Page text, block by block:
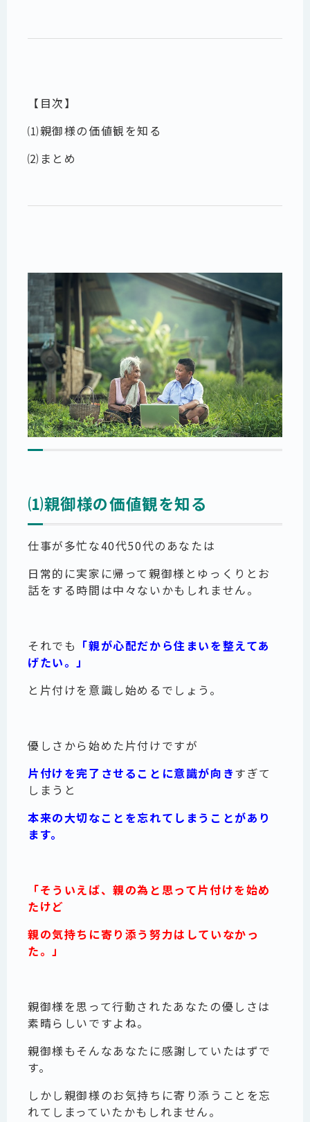
【目次】
⑴親御様の価値観を知る
⑵まとめ
⑴親御様の価値観を知る
仕事が多忙な40代50代のあなたは
日常的に実家に帰って親御様とゆっくりとお
話をする時間は中々ないかもしれません。
それでも 「親が心配だから住まいを整えてあ
げたい。」
と片付けを意識し始めるでしょう。
優しさから始めた片付けですが
片付けを完了させることに意識が向きすぎて
しまうと
本来の大切なことを忘れてしまうことがあり
ます。
「そういえば、親の為と思って片付けを始め
たけど
親の気持ちに寄り添う努力はしていなかっ
た。」
親御様を思って行動されたあなたの優しさは
素晴らしいですよね。
親御様もそんなあなたに感謝していたはずで
す。
しかし親御様のお気持ちに寄り添うことを忘
れてしまっていたかもしれません。